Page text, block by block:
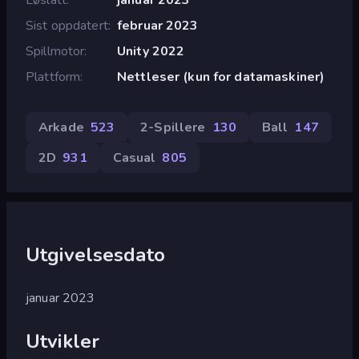
Sist oppdatert februar 2023
Spillmotor
Unity 2022
Plattform
Nettleser (kun for datamaskiner)
Arkade 523 2-Spillere 130 Ball 147
2D 931 Casual 805
Utgivelsesdato
januar 2023
Utvikler